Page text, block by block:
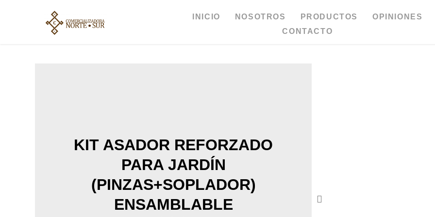
INICIO NOSOTROS PRODUCTOS
OPINIONES
CONTACTO
KIT ASADOR REFORZADO
PARA JARDÍN
(PINZAS+SOPLADOR)
ENSAMBLABLE